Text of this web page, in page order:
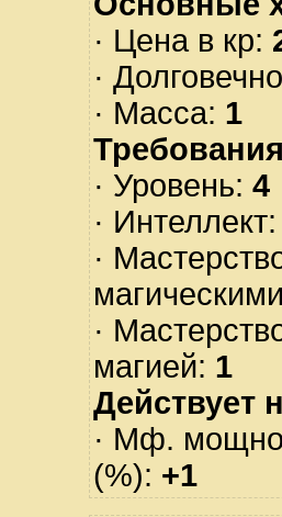
· Цена в кр:
·
· Масса: 1
· Уровень: 4
·
·
·
магией: 1
Действует
· Мф.
(%): +1